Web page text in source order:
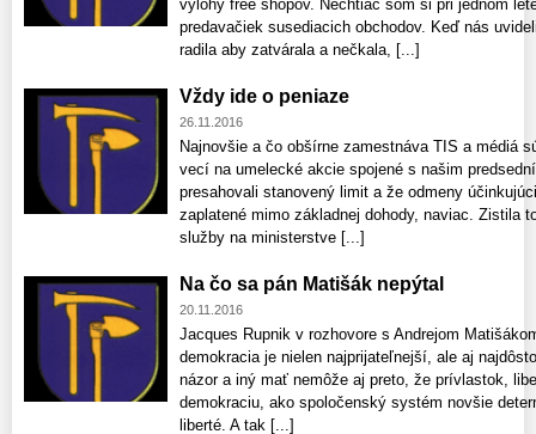
výlohy free shopov. Nechtiac som si pri jednom
predavačiek susediacich obchodov. Keď nás
radila aby zatvárala a nečkala, [...]
Vždy ide o peniaze
26.11.2016
Najnovšie a čo obšírne zamestnáva TIS a médiá
vecí na umelecké akcie spojené s našim
presahovali stanovený limit a že odmeny
zaplatené mimo základnej dohody, naviac. Zistila
služby na ministerstve [...]
Na čo sa pán Matišák nepýtal
20.11.2016
Jacques Rupnik v rozhovore s Andrejom
demokracia je nielen najprijateľnejší, ale aj
názor a iný mať nemôže aj preto, že prívlastok,
demokraciu, ako spoločenský systém novšie
liberté. A tak [...]